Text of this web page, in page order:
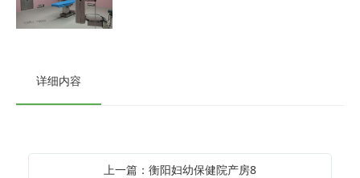
详细内容
上一篇：衡阳妇幼保健院产房8